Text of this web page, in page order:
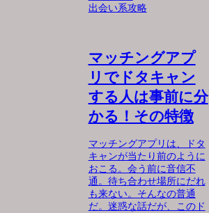
出会い系攻略
マッチングアプ
リでドタキャン
する人は事前に分
かる！その特徴
マッチングアプリは、ドタ
キャンが当たり前のように
おこる。会う前に音信不
通。待ち合わせ場所にだれ
も来ない。そんなの普通
だ。迷惑な話だが、このド